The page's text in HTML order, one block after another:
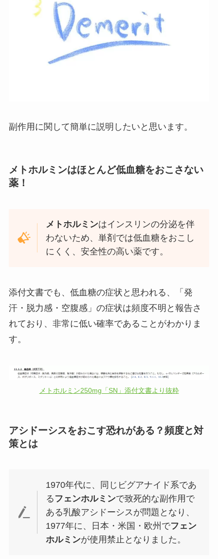
副作用に関して簡単に説明したいと思います。
メトホルミンはほとんど低血糖をおこさない
薬！
メトホルミンはインスリンの分泌を伴
わないため、単剤では低血糖をおこし
にくく、安全性の高い薬です。
添付文書でも、低血糖の症状と思われる、「発
汗・脱力感・空腹感」の症状は頻度不明と報告さ
れており、非常に低い確率であることがわかりま
す。
メトホルミン250mg「SN」添付文書より抜粋
アシドーシスをおこす恐れがある？頻度と対
策とは
1970年代に、同じビグアナイド系であ
る フェンホルミンで致死的な副作用で
ある乳酸アシドーシスが問題となり、
1977年に、日本・米国・欧州でフェン
ホルミンが使用禁止となりました。